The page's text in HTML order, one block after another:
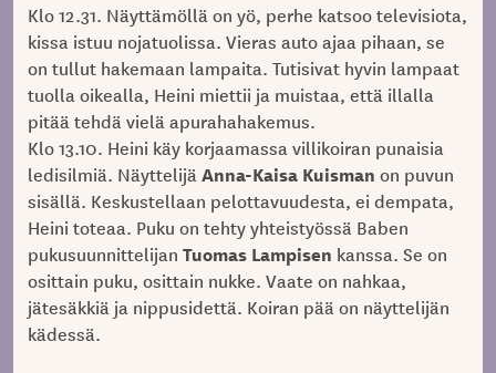
Klo 12.31. Näyttämöllä on yö, perhe katsoo televisiota,
kissa istuu nojatuolissa. Vieras auto ajaa pihaan, se
on tullut hakemaan lampaita. Tutisivat hyvin lampaat
tuolla oikealla, Heini miettii ja muistaa, että illalla
pitää tehdä vielä apurahahakemus.
Klo 13.10. Heini käy korjaamassa villikoiran punaisia
ledisilmiä. NäyttelijäAnna-Kaisa Kuisman on puvun
sisällä. Keskustellaan pelottavuudesta, ei dempata,
Heini toteaa. Puku on tehty yhteistyössä Baben
pukusuunnittelijan Tuomas Lampisen kanssa. Se on
osittain puku, osittain nukke. Vaate on nahkaa,
jätesäkkiä ja nippusidettä. Koiran pää on näyttelijän
kädessä.